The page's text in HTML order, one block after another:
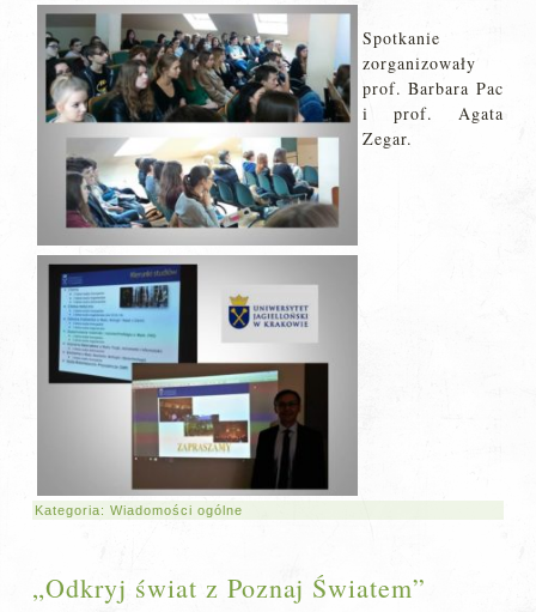
Spotkanie
zorganizowały
prof. Barbara Pac
i prof. Agata
Zegar.
Kategoria:Wiadomości ogólne
„Odkryj świat z Poznaj Światem”